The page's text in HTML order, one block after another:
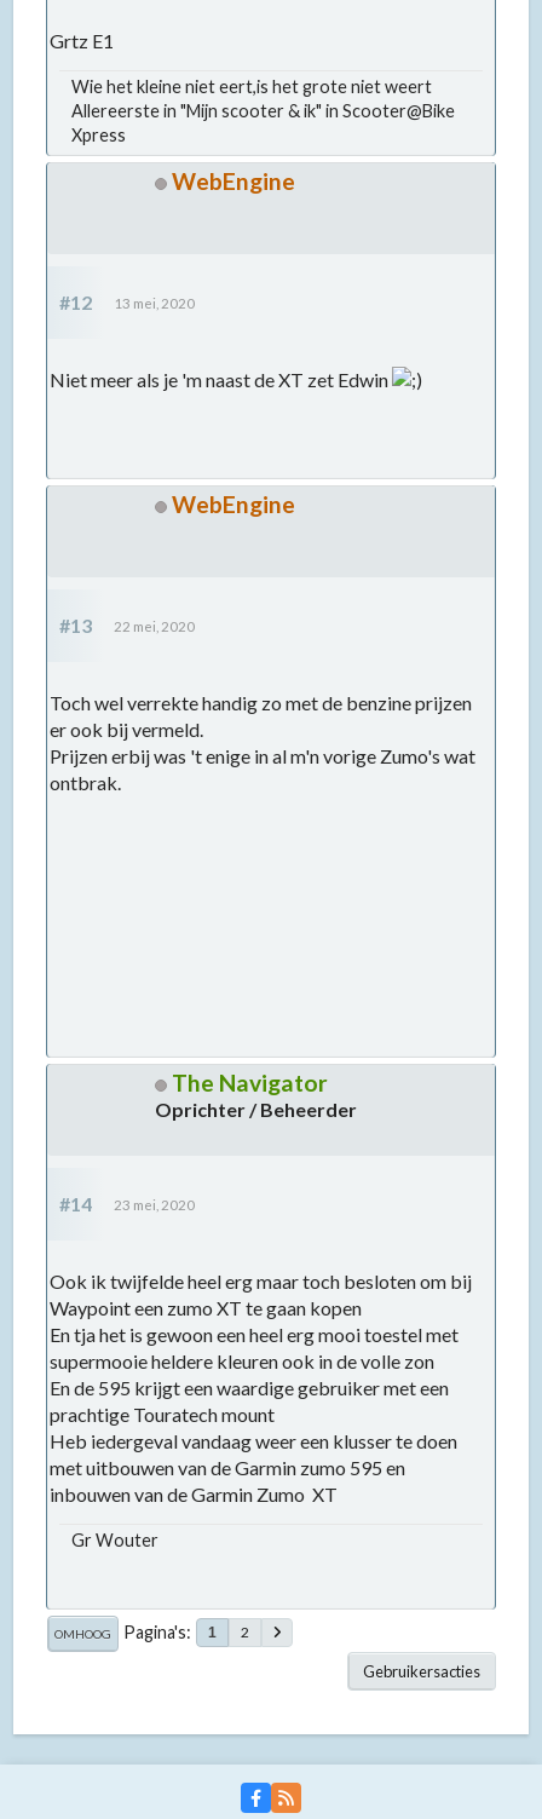
Grtz E1
Wie het kleine niet eert,is het grote niet weert
Allereerste in "Mijn scooter & ik" in Scooter@Bike
Xpress
WebEngine
#12 13 mei, 2020
Niet meer als je 'm naast de XT zet Edwin
WebEngine
#13 22 mei, 2020
Toch wel verrekte handig zo met de benzine prijzen
er ook bij vermeld.
Prijzen erbij was 't enige in al m'n vorige Zumo's wat
ontbrak.
The Navigator
Oprichter / Beheerder
#14 23 mei, 2020
Ook ik twijfelde heel erg maar toch besloten om bij
Waypoint een zumo XT te gaan kopen
En tja het is gewoon een heel erg mooi toestel met
supermooie heldere kleuren ook in de volle zon
En de 595 krijgt een waardige gebruiker met een
prachtige Touratech mount
Heb iedergeval vandaag weer een klusser te doen
met uitbouwen van de Garmin zumo 595 en
inbouwen van de Garmin Zumo XT
Gr Wouter
OMHOOG Pagina's 1 2
Gebruikersacties